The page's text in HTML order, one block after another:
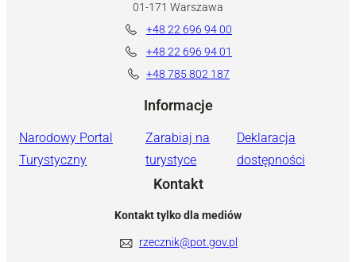
01-171 Warszawa
+48 22 696 94 00
+48 22 696 94 01
+48 785 802 187
Informacje
Narodowy Portal
Turystyczny
Zarabiaj na
turystyce
Deklaracja
dostępności
Kontakt
Kontakt tylko dla mediów
rzecznik@pot.gov.pl